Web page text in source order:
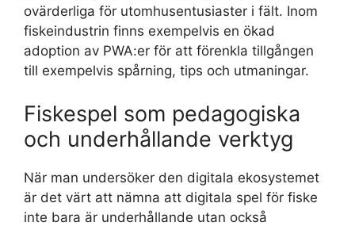
ovärderliga för utomhusentusiaster i fält. Inom
fiskeindustrin finns exempelvis en ökad
adoption av PWA:er för att förenkla tillgången
till exempelvis spårning, tips och utmaningar.
Fiskespel som pedagogiska
och underhållande verktyg
När man undersöker den digitala ekosystemet
är det värt att nämna att digitala spel för fiske
inte bara är underhållande utan också